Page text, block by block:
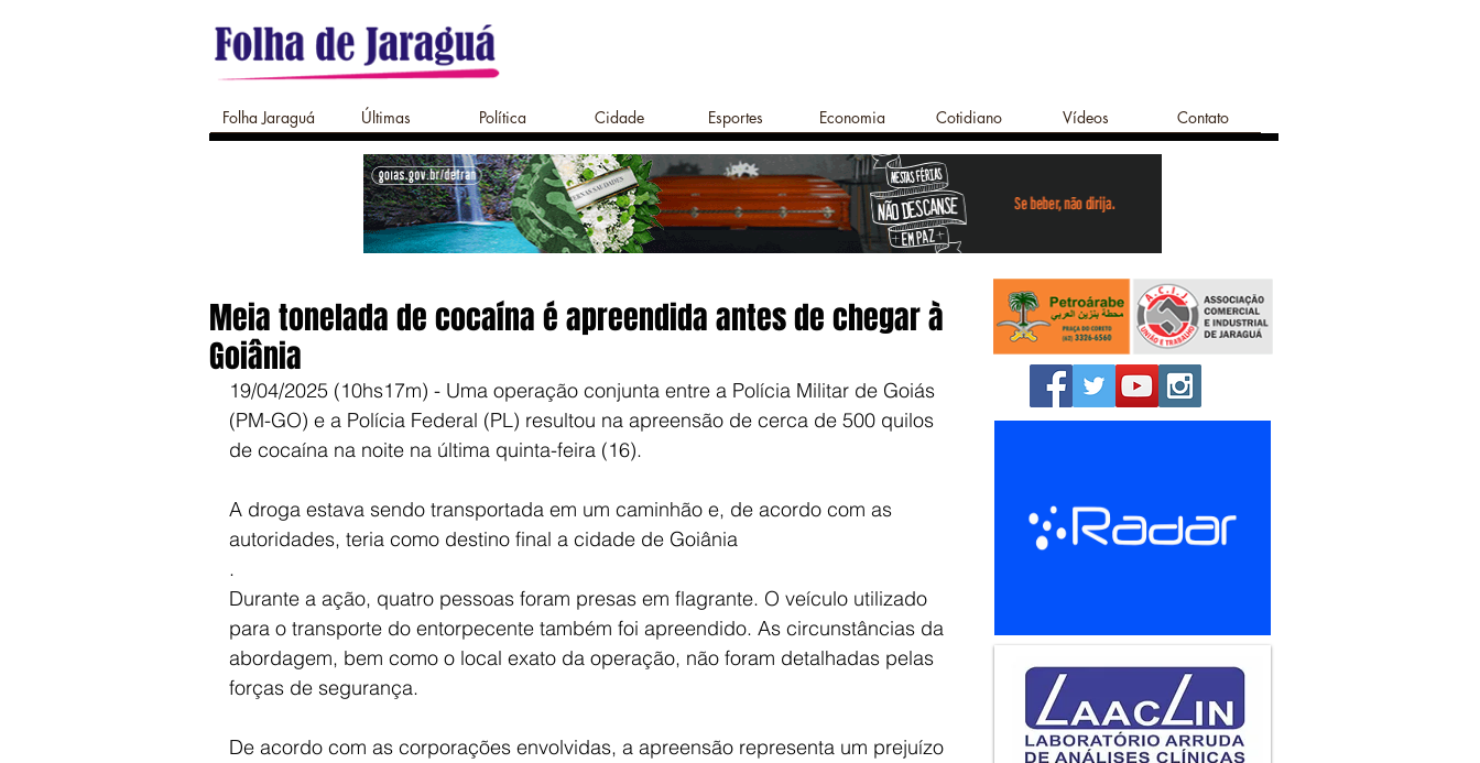
Folha Jaraguá Últimas Política Cidade Esportes Economia Cotidiano Vídeos Contato
Meia tonelada de cocaína é apreendida antes de chegar à
Goiânia
19/04/2025 (10hs17m) - Uma operação conjunta entre a Polícia Militar de Goiás
(PM-GO) e a Polícia Federal (PL) resultou na apreensão de cerca de 500 quilos
de cocaína na noite na última quinta-feira (16).
A droga estava sendo transportada em um caminhão e, de acordo com as
autoridades, teria como destino final a cidade de Goiânia
.
Durante a ação, quatro pessoas foram presas em flagrante. O veículo utilizado
para o transporte do entorpecente também foi apreendido. As circunstâncias da
abordagem, bem como o local exato da operação, não foram detalhadas pelas
forças de segurança.
De acordo com as corporações envolvidas, a apreensão representa um prejuízo